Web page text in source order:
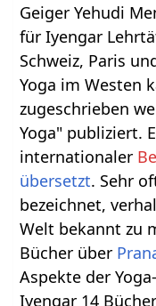
Geiger Yehudi
für Iyengar
Schweiz, Paris
Yoga im Westen
zugeschrieben
Yoga" publiziert.
internationaler
übersetzt. Sehr
bezeichnet,
Welt bekannt zu
Bücher über
Aspekte der
Iyengar 14